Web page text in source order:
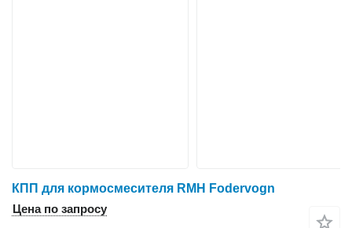
КПП для кормосмесителя RMH Fodervogn
Цена по запросу